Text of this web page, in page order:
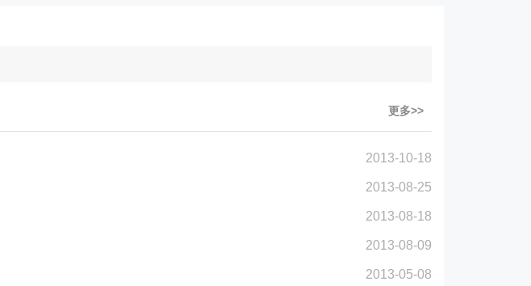
更多>>
2013-10-18
2013-08-25
2013-08-18
2013-08-09
2013-05-08